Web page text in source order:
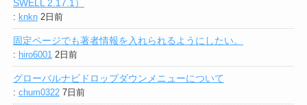
SWELL 2.17.1）
: knkn 2日前
固定ページでも著者情報を入れられるようにしたい。
: hiro6001 2日前
グローバルナビドロップダウンメニューについて
: chum0322 7日前